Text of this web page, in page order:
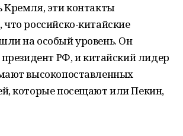
Кремля, эти контакты
российско-китайские
на особый уровень. Он
РФ, и китайский лидер
высокопоставленных
которые посещают или Пекин,